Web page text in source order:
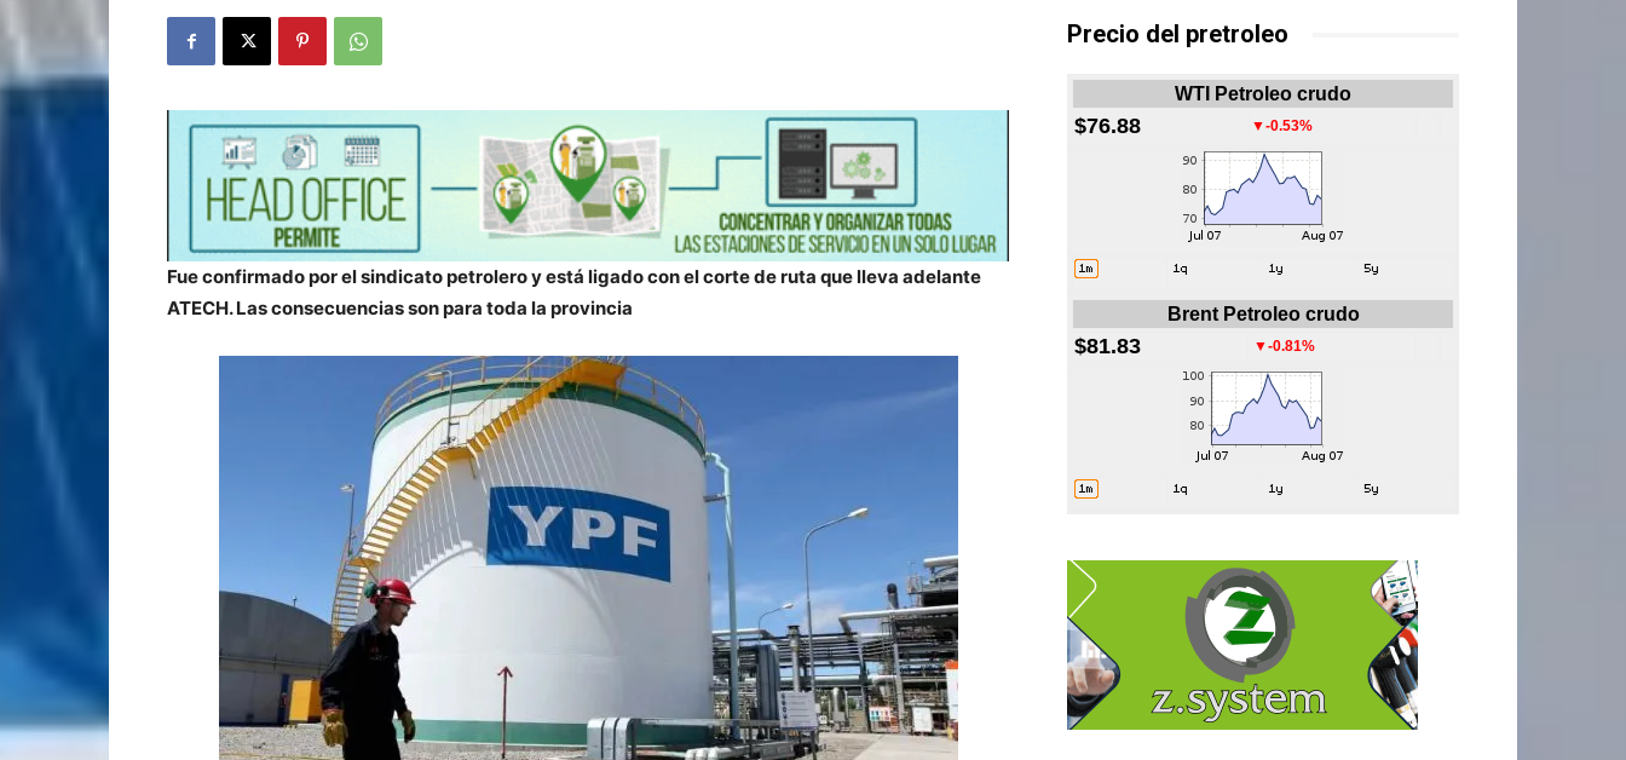
Fue confirmado por el sindicato petrolero y está ligado con el corte de ruta que lleva adelante
ATECH. Las consecuencias son para toda la provincia
Precio del pretroleo
WTI Petroleo crudo
$76.88 ▼-0.53%
Brent Petroleo crudo
$81.83 ▼-0.81%